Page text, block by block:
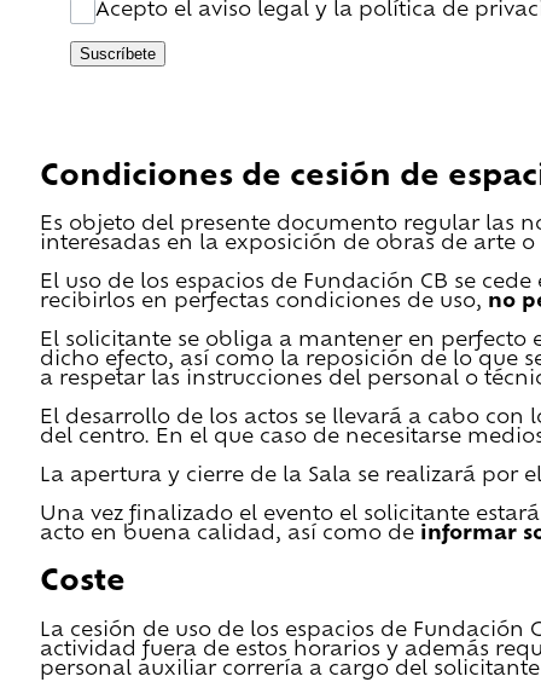
Acepto el aviso legal y la política de
Suscríbete
Condiciones de cesión de
Es objeto del presente documento regular las
interesadas en la exposición de obras de arte
El uso de los espacios de Fundación CB se
recibirlos en perfectas condiciones de uso, no
El solicitante se obliga a mantener en perfecto
dicho efecto, así como la reposición de lo que
a respetar las instrucciones del personal o
El desarrollo de los actos se llevará a cabo
del centro. En el que caso de necesitarse
La apertura y cierre de la Sala se realizará por
Una vez finalizado el evento el solicitante
acto en buena calidad, así como de informar
Coste
La cesión de uso de los espacios de
actividad fuera de estos horarios y además
personal auxiliar correría a cargo del